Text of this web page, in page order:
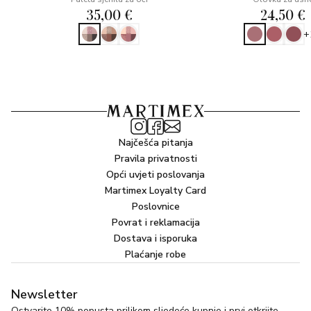
35,00 € 24,50 €
Najčešća pitanja
Pravila privatnosti
Opći uvjeti poslovanja
Martimex Loyalty Card
Poslovnice
Povrat i reklamacija
Dostava i isporuka
Plaćanje robe
Newsletter